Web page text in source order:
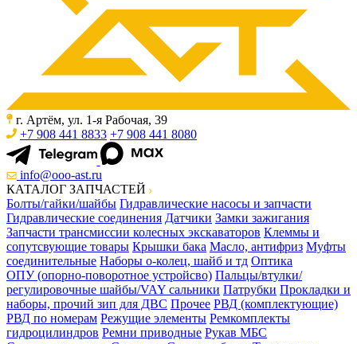
г. Артём, ул. 1-я Рабочая, 39
+7 908 441 8833 +7 908 441 8080
info@ooo-ast.ru
КАТАЛОГ ЗАПЧАСТЕЙ
Болты/гайки/шайбы Гидравлические насосы и запчасти
Гидравлические соединения Датчики Замки зажигания
Запчасти трансмиссии колесных экскаваторов Клеммы и
сопутсвующие товары Крышки бака Масло, антифриз Муфты
соединительные Наборы о-колец, шайб и тд Оптика
ОПУ (опорно-поворотное устройсво) Пальцы/втулки/
регулировочные шайбы/VAY сальники Патрубки Прокладки и
наборы, прочий зип для ДВС Прочее РВД (комплектующие)
РВД по номерам Режущие элементы Ремкомплекты
гидроцилиндров Ремни приводные Рукав МБС